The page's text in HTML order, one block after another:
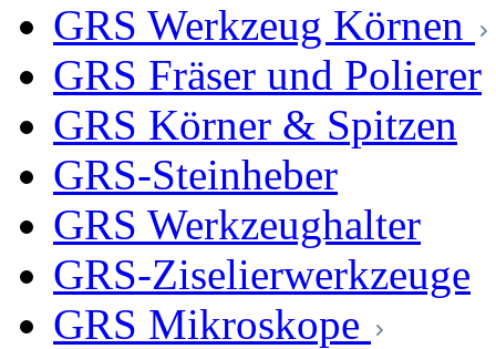
GRS Werkzeug Körnen
GRS Fräser und Polierer
GRS Körner & Spitzen
GRS-Steinheber
GRS Werkzeughalter
GRS-Ziselierwerkzeuge
GRS Mikroskope